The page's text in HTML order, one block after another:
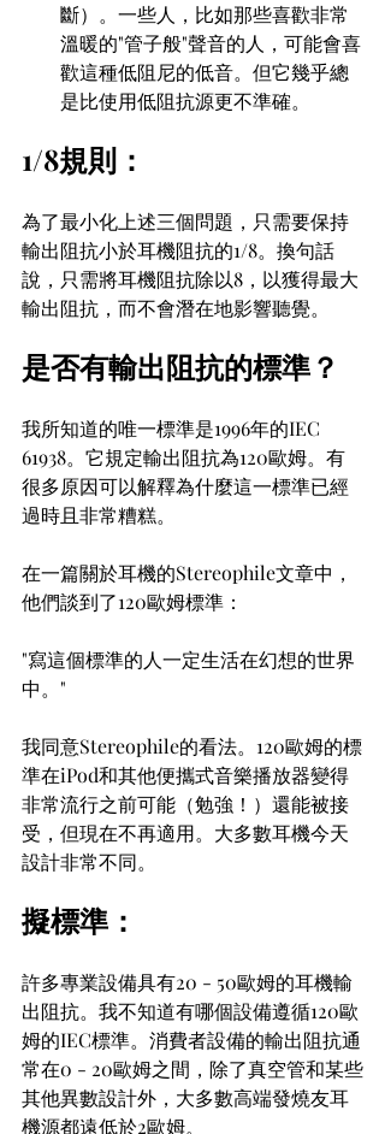
斷）。一些人，比如那些喜歡非常
溫暖的"管子般"聲音的人，可能會喜
歡這種低阻尼的低音。但它幾乎總
是比使用低阻抗源更不準確。
1/8規則：
為了最小化上述三個問題，只需要保持
輸出阻抗小於耳機阻抗的1/8。換句話
說，只需將耳機阻抗除以8，以獲得最大
輸出阻抗，而不會潛在地影響聽覺。
是否有輸出阻抗的標準？
我所知道的唯一標準是1996年的IEC
61938。它規定輸出阻抗為120歐姆。有
很多原因可以解釋為什麼這一標準已經
過時且非常糟糕。
在一篇關於耳機的Stereophile文章中，
他們談到了120歐姆標準：
"寫這個標準的人一定生活在幻想的世界
中。"
我同意Stereophile的看法。120歐姆的標
準在iPod和其他便攜式音樂播放器變得
非常流行之前可能（勉強！）還能被接
受，但現在不再適用。大多數耳機今天
設計非常不同。
擬標準：
許多專業設備具有20 - 50歐姆的耳機輸
出阻抗。我不知道有哪個設備遵循120歐
姆的IEC標準。消費者設備的輸出阻抗通
常在0 - 20歐姆之間，除了真空管和某些
其他異數設計外，大多數高端發燒友耳
機源都遠低於2歐姆。